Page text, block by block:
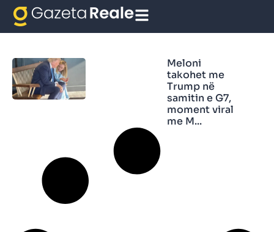
me TrumP
Meloni
takohet me
Trump në
samitin e G7,
moment viral
me M...